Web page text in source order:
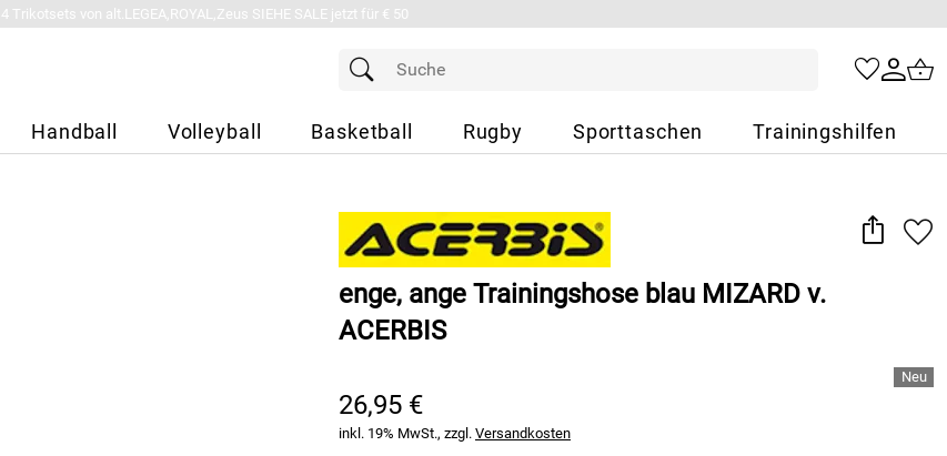
14 Trikotsets von alt.LEGEA,ROYAL,Zeus SIEHE SALE jetzt für € 50
Handball Volleyball Basketball Rugby Sporttaschen Trainingshilfen
enge, ange Trainingshose blau MIZARD v.
ACERBIS
26,95 €
inkl. 19% MwSt., zzgl. Versandkosten